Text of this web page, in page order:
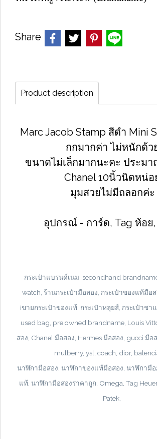
Share
Product description
Marc Jacob Stamp สีดำ Mini
กกมากค่า ไม่หนักด้ว
ขนาดไม่เล็กมากนะคะ ประม
Chanel 10นิ้วนิดหน่อ
มุมสวยไม่มีถลอกค่ะ
อุปกรณ์ - การ์ด, Tag ห้อย,
กระเป๋าแบรนด์เนม, secondhand
watch, ร้านกระเป๋ามือสอง, กระเป๋าของแท้มือส
iขายกระเป๋าของแท้, กระเป๋าหลุยส์, กระเป๋าชา
used bag, pre owned brandname, Louis
สอง, Chanel มือสอง, Hermes มือสอง, gucci มือ
mulberry, ysl, coach, dior,
นาฬิกามือสอง, นาฬิกาของแท้มือสอง, นาฬิกามื
แท้, นาฬิกามือสองราคาถูก, Omega, Tag
Patek,